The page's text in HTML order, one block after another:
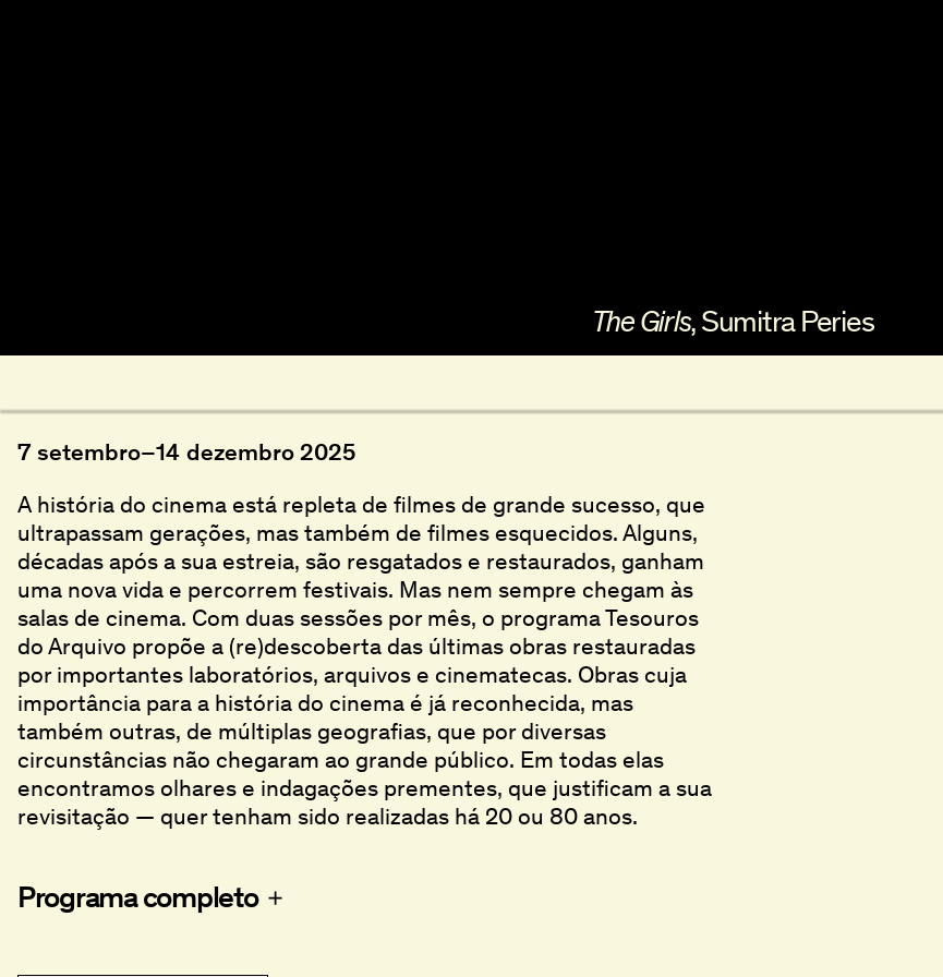
The Girls, Sumitra Peries
7 setembro–14 dezembro 2025
A história do cinema está repleta de filmes de grande sucesso, que
ultrapassam gerações, mas também de filmes esquecidos. Alguns,
décadas após a sua estreia, são resgatados e restaurados, ganham
uma nova vida e percorrem festivais. Mas nem sempre chegam às
salas de cinema. Com duas sessões por mês, o programa Tesouros
do Arquivo propõe a (re)descoberta das últimas obras restauradas
por importantes laboratórios, arquivos e cinematecas. Obras cuja
importância para a história do cinema é já reconhecida, mas
também outras, de múltiplas geografias, que por diversas
circunstâncias não chegaram ao grande público. Em todas elas
encontramos olhares e indagações prementes, que justificam a sua
revisitação — quer tenham sido realizadas há 20 ou 80 anos.
Programa completo